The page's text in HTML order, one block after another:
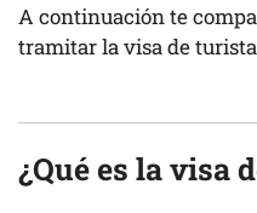
A continuación te
tramitar la visa de
¿Qué es la visa